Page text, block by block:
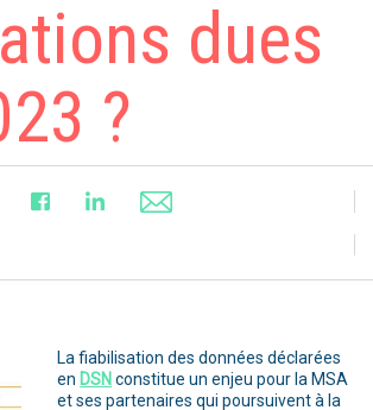
dues
?
La fiabilisation des données déclarées
en DSN constitue un enjeu pour la MSA
et ses partenaires qui poursuivent à la